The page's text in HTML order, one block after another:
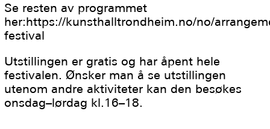
Se resten av programmet
her:https://kunsthalltrondheim.no/no/
festival
Utstillingen er gratis og har åpent hele
festivalen. Ønsker man å se utstillingen
utenom andre aktiviteter kan den besøkes
onsdag–lørdag kl.16–18.